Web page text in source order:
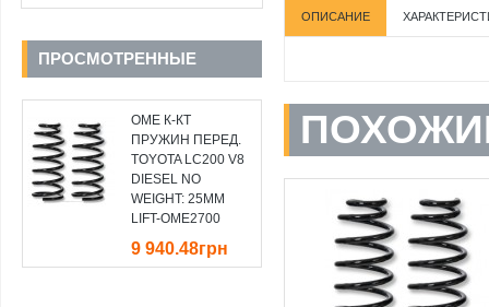
ПРОСМОТРЕННЫЕ
OME К-КТ
ПРУЖИН ПЕРЕД.
TOYOTA LC200 V8
DIESEL NO
WEIGHT: 25MM
LIFT-OME2700
9 940.48грн
ОПИСАНИЕ